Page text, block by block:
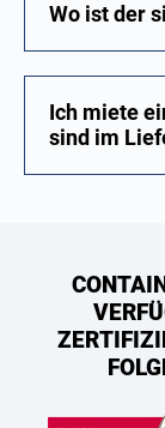
Wo ist der
Ich miete
sind im